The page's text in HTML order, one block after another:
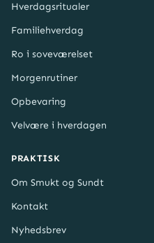
Hverdagsritualer
Familiehverdag
Ro i soveværelset
Morgenrutiner
Opbevaring
Velvære i hverdagen
PRAKTISK
Om Smukt og Sundt
Kontakt
Nyhedsbrev